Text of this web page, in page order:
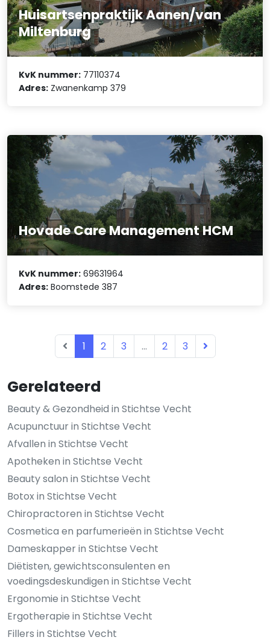
Gerelateerd
Beauty & Gezondheid in Stichtse Vecht
Acupunctuur in Stichtse Vecht
Afvallen in Stichtse Vecht
Apotheken in Stichtse Vecht
Beauty salon in Stichtse Vecht
Botox in Stichtse Vecht
Chiropractoren in Stichtse Vecht
Cosmetica en parfumerieën in Stichtse Vecht
Dameskapper in Stichtse Vecht
Diëtisten, gewichtsconsulenten en
voedingsdeskundigen in Stichtse Vecht
Ergonomie in Stichtse Vecht
Ergotherapie in Stichtse Vecht
Fillers in Stichtse Vecht
Huisartsenpraktijk Aanen/van
Miltenburg
KvK nummer: 77110374
Adres: Zwanenkamp 379
Hovade Care Management HCM
KvK nummer: 69631964
Adres: Boomstede 387
1 2 3 ... 2 3